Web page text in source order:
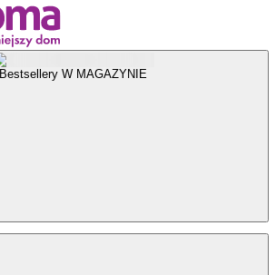
Bestsellery W MAGAZYNIE